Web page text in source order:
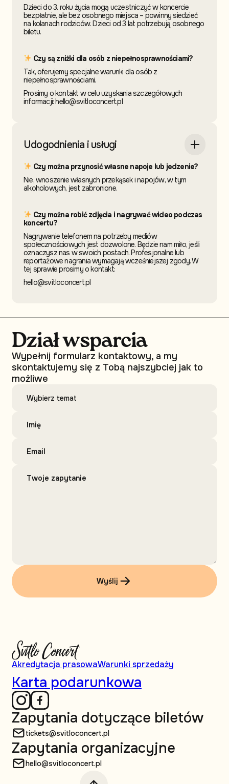
Dzieci do 3. roku życia mogą uczestniczyć w koncercie
bezpłatnie, ale bez osobnego miejsca – powinny siedzieć
na kolanach rodziców. Dzieci od 3 lat potrzebują osobnego
biletu.
Czy są zniżki dla osób z niepełnosprawnościami?
Tak, oferujemy specjalne warunki dla osób z
niepełnosprawnościami.
Prosimy o kontakt w celu uzyskania szczegółowych
informacji: hello@svitloconcert.pl
Udogodnienia i usługi
Czy można przynosić własne napoje lub jedzenie?
Nie, wnoszenie własnych przekąsek i napojów, w tym
alkoholowych, jest zabronione.
Czy można robić zdjęcia i nagrywać wideo podczas
koncertu?
Nagrywanie telefonem na potrzeby mediów
społecznościowych jest dozwolone. Będzie nam miło, jeśli
oznaczysz nas w swoich postach. Profesjonalne lub
reportażowe nagrania wymagają wcześniejszej zgody. W
tej sprawie prosimy o kontakt:
hello@svitloconcert.pl
Dział wsparcia
Wypełnij formularz kontaktowy, a my
skontaktujemy się z Tobą najszybciej jak to
możliwe
Wyślij
Akredytacja prasowaWarunki sprzedaży
Karta podarunkowa
Zapytania dotyczące biletów
tickets@svitloconcert.pl
Zapytania organizacyjne
hello@svitloconcert.pl